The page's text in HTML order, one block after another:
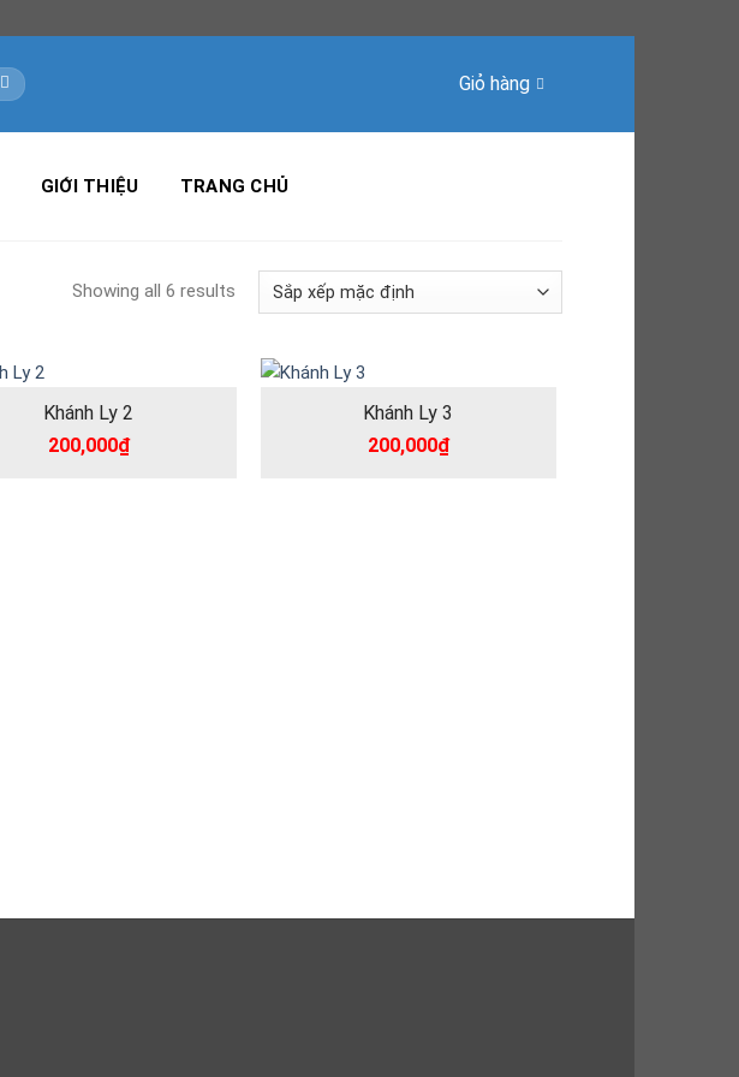
Giỏ hàng
GIỚI THIỆU TRANG CHỦ
Showing all 6 results
Khánh Ly 2
200,000₫
Khánh Ly 3
200,000₫